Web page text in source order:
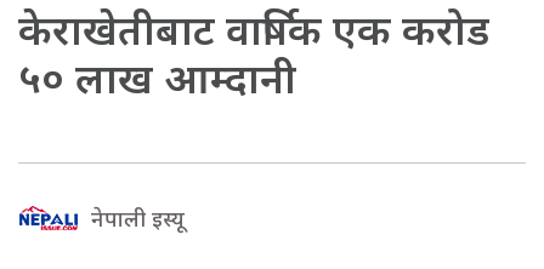
केराखेतीबाट वार्षिक एक करोड
५० लाख आम्दानी
नेपाली इस्यू